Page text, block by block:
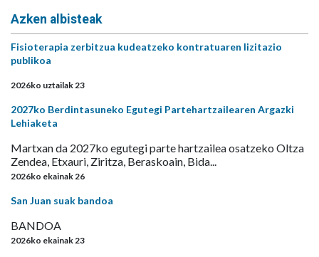
Azken albisteak
Fisioterapia zerbitzua kudeatzeko kontratuaren lizitazio
publikoa
2026ko uztailak 23
2027ko Berdintasuneko Egutegi Partehartzailearen Argazki
Lehiaketa
Martxan da 2027ko egutegi parte hartzailea osatzeko Oltza
Zendea, Etxauri, Ziritza, Beraskoain, Bida...
2026ko ekainak 26
San Juan suak bandoa
BANDOA
2026ko ekainak 23